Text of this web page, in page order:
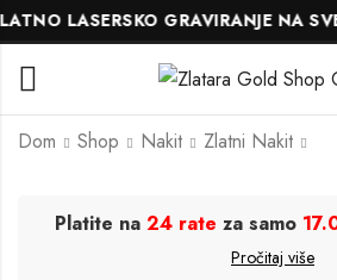
LASERSKO GRAVIRANJE NA SVE
Dom Shop Nakit Zlatni Nakit
Platite na 24 rate za samo
Pročitaj više